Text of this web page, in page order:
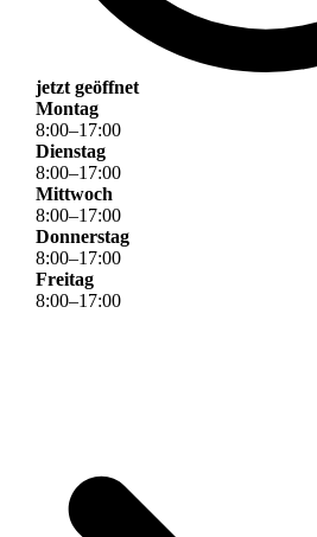
jetzt geöffnet
Montag
8:00–17:00
Dienstag
8:00–17:00
Mittwoch
8:00–17:00
Donnerstag
8:00–17:00
Freitag
8:00–17:00